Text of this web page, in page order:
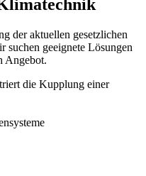
der aktuellen gesetzlichen
geeignete Lösungen
Angebot.